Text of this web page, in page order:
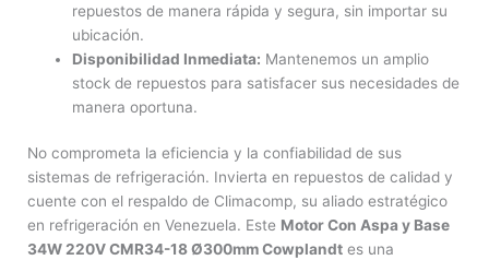
repuestos de manera rápida y segura, sin importar su
ubicación.
Disponibilidad Inmediata: Mantenemos un amplio
stock de repuestos para satisfacer sus necesidades de
manera oportuna.
No comprometa la eficiencia y la confiabilidad de sus
sistemas de refrigeración. Invierta en repuestos de calidad y
cuente con el respaldo de Climacomp, su aliado estratégico
en refrigeración en Venezuela. Este Motor Con Aspa y Base
34W 220V CMR34-18 Ø300mm Cowplandt es una